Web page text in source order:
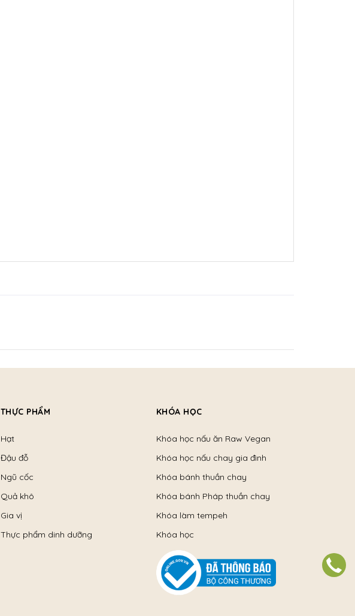
THỰC PHẨM
Hạt
Đậu đỗ
Ngũ cốc
Quả khô
Gia vị
Thực phẩm dinh dưỡng
KHÓA HỌC
Khóa học nấu ăn Raw Vegan
Khóa học nấu chay gia đình
Khóa bánh thuần chay
Khóa bánh Pháp thuần chay
Khóa làm tempeh
Khóa học